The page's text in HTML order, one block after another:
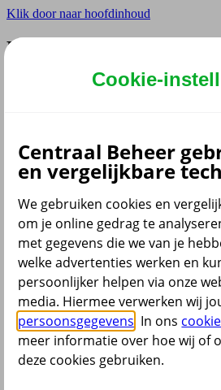
Klik door naar hoofdinhoud
Hoofdmenu navigatie
Instellingen
Dyslexie lettertype
Aan / Uit
Cookies aanpassen
CoBrowsing
Start
Cookie-
Centraal Beheer
en vergelijkbare
We gebruiken cookies en
om je online gedrag te
met gegevens die we van je
welke advertenties werken en
persoonlijker helpen via onze
media. Hiermee verwerken wij
persoonsgegevens . In ons
meer informatie over hoe wij of
deze cookies gebruiken.